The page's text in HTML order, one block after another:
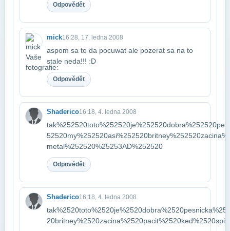
Odpovědět
mick16:28, 17. ledna 2008
aspom sa to da pocuwat ale pozerat sa na to
stale neda!!! :D
Odpovědět
Shaderico16:18, 4. ledna 2008
metal%252520%25253AD%252520
Odpovědět
Shaderico16:18, 4. ledna 2008